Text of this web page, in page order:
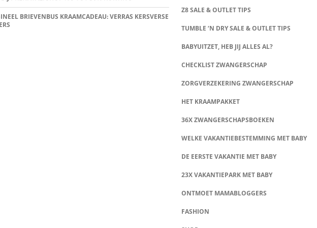
BRIEVENBUS KRAAMCADEAU: VERRAS KERSVERSE
Z8 SALE & OUTLET TIPS
TUMBLE ‘N DRY SALE & OUTLET TIPS
BABYUITZET, HEB JIJ ALLES AL?
CHECKLIST ZWANGERSCHAP
ZORGVERZEKERING ZWANGERSCHAP
HET KRAAMPAKKET
36X ZWANGERSCHAPSBOEKEN
WELKE VAKANTIEBESTEMMING MET BABY
DE EERSTE VAKANTIE MET BABY
23X VAKANTIEPARK MET BABY
ONTMOET MAMABLOGGERS
FASHION